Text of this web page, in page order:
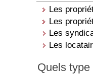
Les
Les
Les
Les
Quels